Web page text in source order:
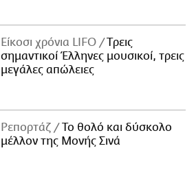
Είκοσι χρόνια LIFO
Tρεις
σημαντικοί Έλληνες μουσικοί, τρεις
μεγάλες απώλειες
Ρεπορτάζ
Το θολό και δύσκολο
μέλλον της Μονής Σινά